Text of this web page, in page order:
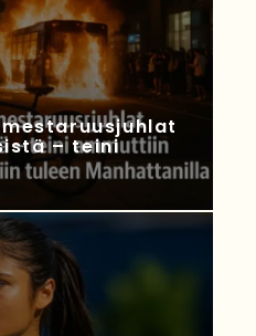
mestaruusjuhlat
– teini